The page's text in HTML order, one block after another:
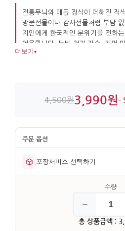
전통무늬와 매듭 장식이 더해진 적
방문선물이나 감사선물처럼 부담
지인에게 한국적인 분위기를 전하
어울립니다. 누비 천과 자수, 지퍼
챙겼습니다.
더보기 ▾
4,500원3,990원-
포장서비스 선택하기
총 상품금액 :